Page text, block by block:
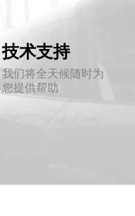
技术支持
我们将全天候随时为
您提供帮助